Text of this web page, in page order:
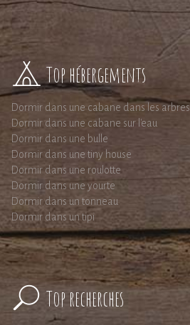
Top hébergements
Dormir dans une cabane dans les arbres
Dormir dans une cabane sur l'eau
Dormir dans une bulle
Dormir dans une tiny house
Dormir dans une roulotte
Dormir dans une yourte
Dormir dans un tonneau
Dormir dans un tipi
Top recherches